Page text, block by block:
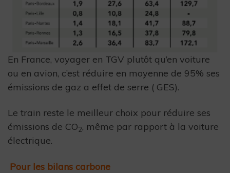
En France, voyager en TGV plutôt qu’en voiture
ou en avion, c’est réduire en moyenne de 95% ses
émissions de gaz a effet de serre ( GES).
Le train reste le meilleur choix pour réduire ses
émissions de CO2, même par rapport à la voiture
électrique.
Pour les bilans carbone